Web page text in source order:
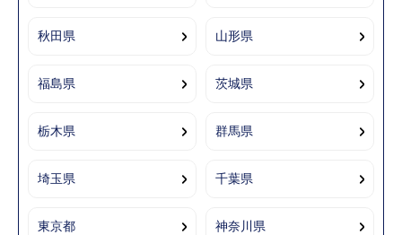
秋田県 山形県
福島県 茨城県
栃木県 群馬県
埼玉県 千葉県
東京都 神奈川県